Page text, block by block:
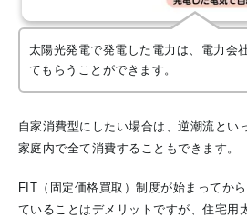
太陽光発電で発電した電力は、電力会
てもらうことができます。
自家消費型にしたい場合は、逆潮流とい
家庭内で全て消費することもできます。
FIT（固定価格買取）制度が始まってか
ていることはデメリットですが、住宅用